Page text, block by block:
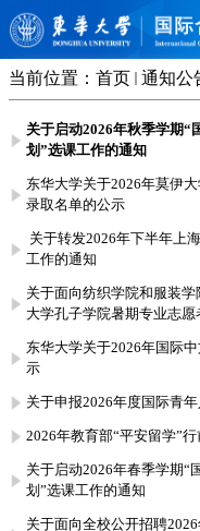
当前位置： 首页 通知公
关于启动2026年秋季学期“
划”选课工作的通知
东华大学关于2026年莫伊
录取名单的公示
关于转发2026年下半年上
工作的通知
关于面向纺织学院和服装
大学孔子学院暑期专业志愿
东华大学关于2026年国际
示
关于申报2026年度国际青
2026年教育部“平安留学”
关于启动2026年春季学期“
划”选课工作的通知
关于面向全校公开招聘